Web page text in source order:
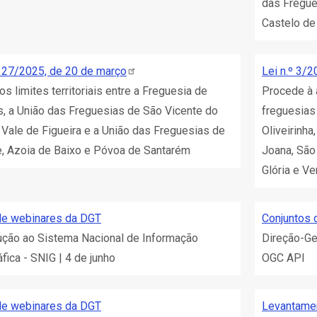
das
Castelo
27/2025, de 20 de março
limites territoriais entre a Freguesia de
a União das Freguesias de São Vicente do
de Figueira e a União das Freguesias de
Azoia de Baixo e Póvoa de Santarém
Lei n.º 3/
Procede
freguesias
Joana,
Glória e
webinares da DGT
ao Sistema Nacional de Informação
- SNIG | 4 de junho
Conjuntos
Direção-
OGC API
webinares da DGT